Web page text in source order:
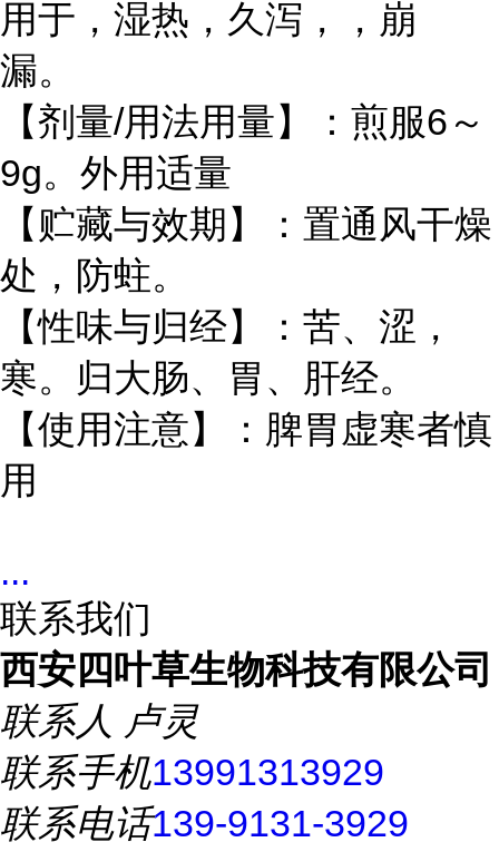
用于，湿热，久泻，，崩
漏。
【剂量/用法用量】：煎服6～
9g。外用适量
【贮藏与效期】：置通风干燥
处，防蛀。
【性味与归经】：苦、涩，
寒。归大肠、胃、肝经。
【使用注意】：脾胃虚寒者慎
用
...
联系我们
西安四叶草生物科技有限公司
联系人 卢灵
联系手机13991313929
联系电话139-9131-3929